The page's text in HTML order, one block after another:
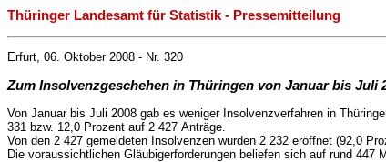
Thüringer Landesamt für Statistik - Pressemitteilung
Erfurt, 06. Oktober 2008 - Nr. 320
Zum Insolvenzgeschehen in Thüringen von Januar bis Juli
Von Januar bis Juli 2008 gab es weniger Insolvenzverfahren in
331 bzw. 12,0 Prozent auf 2 427 Anträge.
Von den 2 427 gemeldeten Insolvenzen wurden 2 232 eröffnet (92,0
Die voraussichtlichen Gläubigerforderungen beliefen sich auf rund